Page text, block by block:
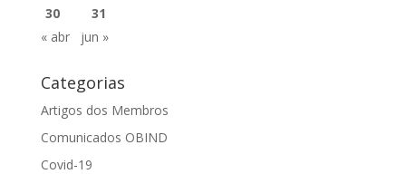
30
31
« abr
jun »
Categorias
Artigos dos Membros
Comunicados OBIND
Covid-19